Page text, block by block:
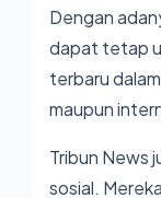
Dengan
dapat tetap
terbaru
maupun
Tribun News
sosial.